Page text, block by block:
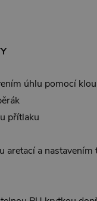
úhlu pomocí
přítlaku
aretací a